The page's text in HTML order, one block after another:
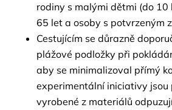
rodiny s malými dětmi (do
65 let a osoby s potvrzeným
Cestujícím se důrazně
plážové podložky při
aby se minimalizoval přímý
experimentální iniciativy jsou
vyrobené z materiálů